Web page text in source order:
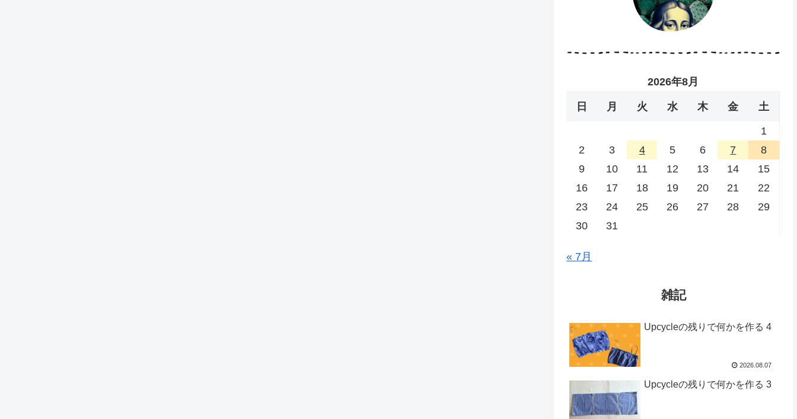
2026年8月
日 月 火 水 木 金 土
1
2
3 4 5 6 7
8
9
10 11 12 13 14
15
16
17 18 19 20 21
22
23
24 25 26 27 28
29
30
31
« 7月
雑記
Upcycleの残りで何かを作る 4
2026.08.07
Upcycleの残りで何かを作る 3